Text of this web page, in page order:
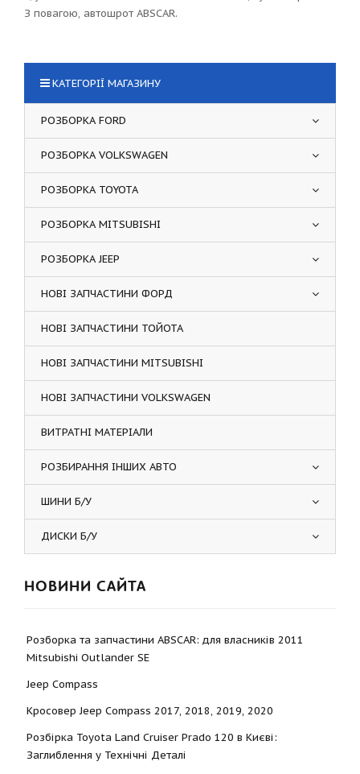
З повагою, автошрот ABSCAR.
КАТЕГОРІЇ МАГАЗИНУ
РОЗБОРКА FORD
РОЗБОРКА VOLKSWAGEN
РОЗБОРКА TOYOTA
РОЗБОРКА MITSUBISHI
РОЗБОРКА JEEP
НОВІ ЗАПЧАСТИНИ ФОРД
НОВІ ЗАПЧАСТИНИ ТОЙОТА
НОВІ ЗАПЧАСТИНИ MITSUBISHI
НОВІ ЗАПЧАСТИНИ VOLKSWAGEN
ВИТРАТНІ МАТЕРІАЛИ
РОЗБИРАННЯ ІНШИХ АВТО
ШИНИ Б/У
ДИСКИ Б/У
НОВИНИ САЙТА
Розборка та запчастини ABSCAR: для власників 2011
Mitsubishi Outlander SE
Jeep Compass
Кросовер Jeep Compass 2017, 2018, 2019, 2020
Розбірка Toyota Land Cruiser Prado 120 в Києві:
Заглиблення у Технічні Деталі